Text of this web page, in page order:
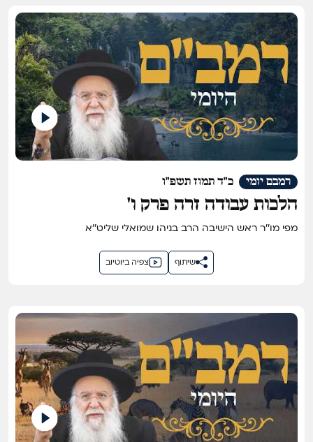
כ"ד תמוז תשפ"ו רמבם יומי
הלכות עבודה זרה פרק ו'
מפי מו''ר ראש הישיבה הרב בניהו שמואלי שליט''א
צפיה ביוטיוב שיתוף